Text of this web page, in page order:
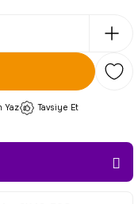
Yaz Tavsiye Et